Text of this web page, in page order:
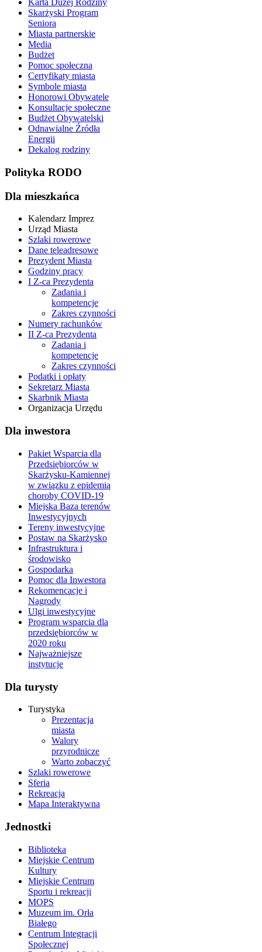
Karta Dużej Rodziny
Skarżyski Program
Seniora
Miasta partnerskie
Media
Budżet
Pomoc społeczna
Certyfikaty miasta
Symbole miasta
Honorowi Obywatele
Konsultacje społeczne
Budżet Obywatelski
Odnawialne Źródła
Energii
Dekalog rodziny
Polityka RODO
Dla mieszkańca
Kalendarz Imprez
Urząd Miasta
Szlaki rowerowe
Dane teleadresowe
Prezydent Miasta
Godziny pracy
I Z-ca Prezydenta
Zadania i
kompetencje
Zakres czynności
Numery rachunków
II Z-ca Prezydenta
Zadania i
kompetencje
Zakres czynności
Podatki i opłaty
Sekretarz Miasta
Skarbnik Miasta
Organizacja Urzędu
Dla inwestora
Pakiet Wsparcia dla
Przedsiębiorców w
Skarżysku-Kamiennej
w związku z epidemią
choroby COVID-19
Miejska Baza terenów
Inwestycyjnych
Tereny inwestycyjne
Postaw na Skarżysko
Infrastruktura i
środowisko
Gospodarka
Pomoc dla Inwestora
Rekomencacje i
Nagrody
Ulgi inwestycyjne
Program wsparcia dla
przedsiębiorców w
2020 roku
Najważniejsze
instytucje
Dla turysty
Turystyka
Prezentacja
miasta
Walory
przyrodnicze
Warto zobaczyć
Szlaki rowerowe
Sferia
Rekreacja
Mapa Interaktywna
Jednostki
Biblioteka
Miejskie Centrum
Kultury
Miejskie Centrum
Sportu i rekreacji
MOPS
Muzeum im. Orła
Białego
Centrum Integracji
Społecznej